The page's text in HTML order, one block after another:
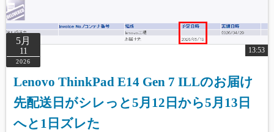
5月
11
2026
13:53
Lenovo ThinkPad E14 Gen 7 ILLのお届け
先配送日がシレっと5月12日から5月13日
へと1日ズレた